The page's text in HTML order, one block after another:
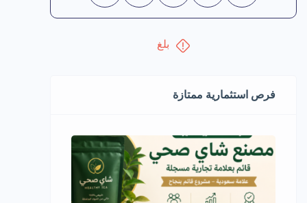
بلغ
فرص استثمارية ممتازة